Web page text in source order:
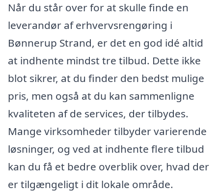
Når du står over for at skulle finde en
leverandør af erhvervsrengøring i
Bønnerup Strand, er det en god idé altid
at indhente mindst tre tilbud. Dette ikke
blot sikrer, at du finder den bedst mulige
pris, men også at du kan sammenligne
kvaliteten af de services, der tilbydes.
Mange virksomheder tilbyder varierende
løsninger, og ved at indhente flere tilbud
kan du få et bedre overblik over, hvad der
er tilgængeligt i dit lokale område.